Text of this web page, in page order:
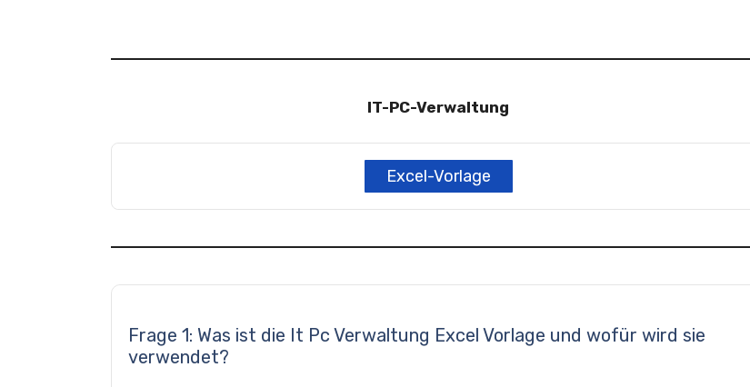
IT-PC-Verwaltung
Excel-Vorlage
Frage 1: Was ist die It Pc Verwaltung Excel Vorlage und wofür wird sie
verwendet?